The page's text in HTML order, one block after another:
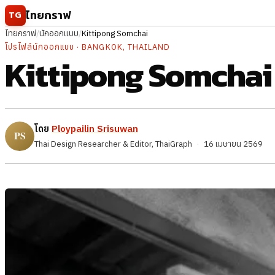
ข้ามไปยังเนื้อหา
TG ไทยกราฟ
ไทยกราฟ/นักออกแบบ/Kittipong Somchai
โปรไฟล์นักออกแบบ · BANGKOK, THAILAND
Kittipong Somchai
โดย Ploypailin Srisuwan
Thai Design Researcher & Editor, ThaiGraph · 16 เมษายน 2569